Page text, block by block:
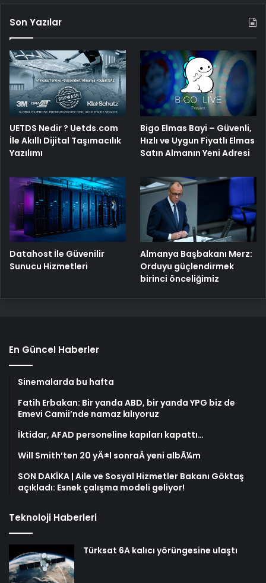
Son Yazılar
UETDS Nedir ? Uetds.com
İle Akıllı Dijital Taşımacılık
Yazılımı
Bigo Elmas Bayi – Güvenli,
Hızlı ve Uygun Fiyatlı Elmas
Satın Almanın Yeni Adresi
Datahost İle Güvenilir
Sunucu Hizmetleri
Almanya Başbakanı Merz:
Orduyu güçlendirmek
birinci önceliğimiz
En Güncel Haberler
Sinemalarda bu hafta
Fatih Erbakan: Bir yanda ABD, bir yanda YPG biz de
Emevi Camii’nde namaz kılıyoruz
İktidar, AFAD personeline kapıları kapattı…
Will Smith’ten 20 yÄ±l sonraÂ yeni albÃ¼m
SON DAKİKA | Aile ve Sosyal Hizmetler Bakanı Göktaş
açıkladı: Esnek çalışma modeli geliyor!
Teknoloji Haberleri
Türksat 6A kalıcı yörüngesine ulaştı